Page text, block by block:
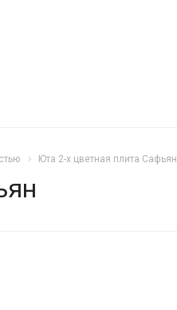
Юта 2-х цветная плита Сафьян